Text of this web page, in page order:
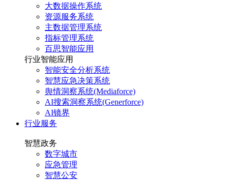
大数据操作系统
资源服务系统
主数据管理系统
指标管理系统
百思智能应用
行业智能应用
智能安全分析系统
智慧应急决策系统
舆情洞察系统(Mediaforce)
AI搜索洞察系统(Generforce)
AI镜界
行业服务
智慧政务
数字城市
应急管理
智慧公安